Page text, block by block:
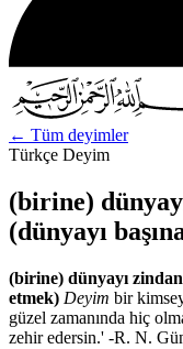
← Tüm deyimler
Türkçe Deyim
(birine)
(dünyayı
(birine) dünyayı
etmek) Deyim bir
güzel zamanında hiç
zehir edersin.' -R. N.